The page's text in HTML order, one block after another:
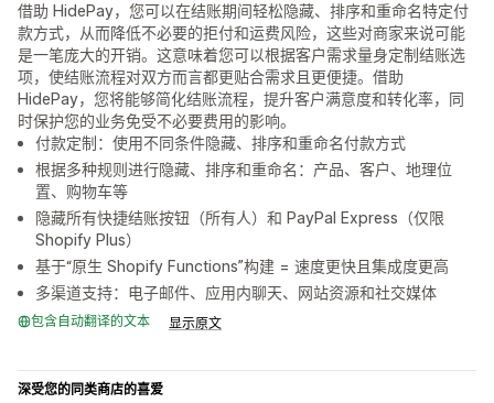
借助 HidePay，您可以在结账期间轻松隐藏、排序和重命名特定付
款方式，从而降低不必要的拒付和运费风险，这些对商家来说可能
是一笔庞大的开销。这意味着您可以根据客户需求量身定制结账选
项，使结账流程对双方而言都更贴合需求且更便捷。借助
HidePay，您将能够简化结账流程，提升客户满意度和转化率，同
时保护您的业务免受不必要费用的影响。
付款定制：使用不同条件隐藏、排序和重命名付款方式
根据多种规则进行隐藏、排序和重命名：产品、客户、地理位
置、购物车等
隐藏所有快捷结账按钮（所有人）和 PayPal Express（仅限
Shopify Plus）
基于“原生 Shopify Functions”构建 = 速度更快且集成度更高
多渠道支持：电子邮件、应用内聊天、网站资源和社交媒体
包含自动翻译的文本 显示原文
深受您的同类商店的喜爱